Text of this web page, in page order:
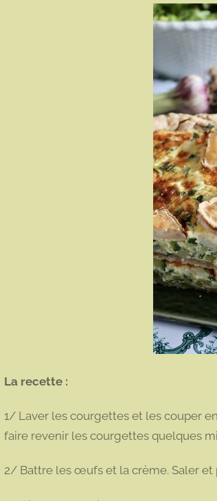
La recette :
1/ Laver les courgettes et les couper
faire revenir les courgettes quelques
2/ Battre les œufs et la crème. Saler et